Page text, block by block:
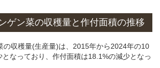
ゲン菜の収穫量と作付面積の推移
の収穫量(生産量)は、2015年から2024年の10
なっており、作付面積は18.1%の減少となっ